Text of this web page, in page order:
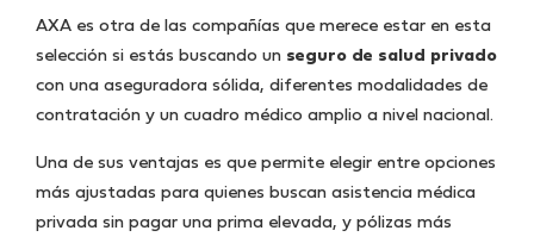
AXA es otra de las compañías que merece estar en esta
selección si estás buscando un seguro de salud privado
con una aseguradora sólida, diferentes modalidades de
contratación y un cuadro médico amplio a nivel nacional.
Una de sus ventajas es que permite elegir entre opciones
más ajustadas para quienes buscan asistencia médica
privada sin pagar una prima elevada, y pólizas más